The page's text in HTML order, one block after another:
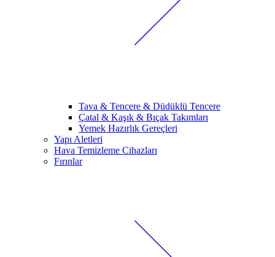
Tava & Tencere & Düdüklü Tencere
Çatal & Kaşık & Bıçak Takımları
Yemek Hazırlık Gereçleri
Yapı Aletleri
Hava Temizleme Cihazları
Fırınlar